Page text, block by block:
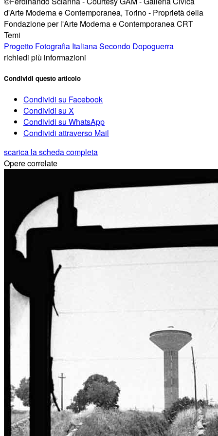
d'Arte Moderna e Contemporanea, Torino - Proprietà della
Fondazione per l'Arte Moderna e Contemporanea CRT
Temi
Progetto Fotografia Italiana Secondo Dopoguerra
richiedi più informazioni
Condividi questo articolo
Condividi su Facebook
Condividi su X
Condividi su WhatsApp
Condividi attraverso Mail
scarica la scheda completa
Opere correlate